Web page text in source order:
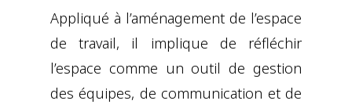
Appliqué à l’aménagement de l’espace
de travail, il implique de réfléchir
l’espace comme un outil de gestion
des équipes, de communication et de